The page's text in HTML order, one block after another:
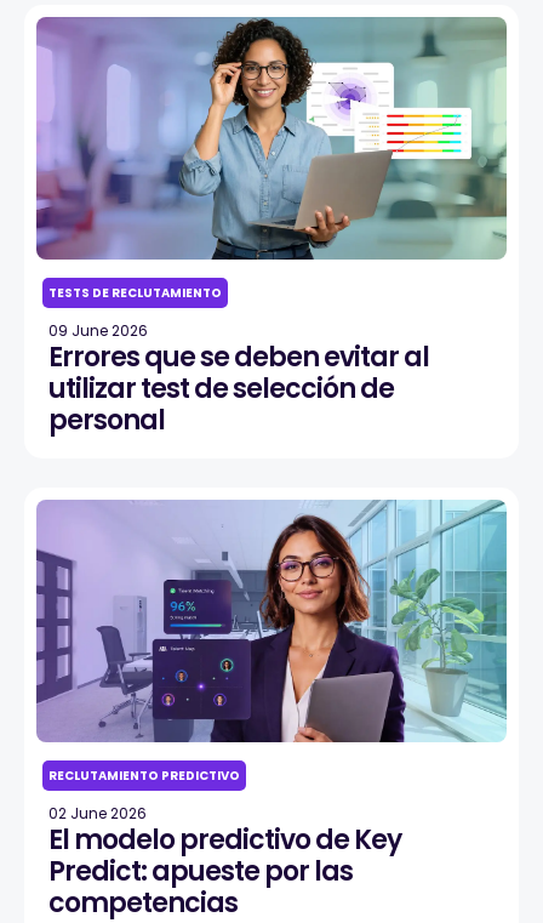
TESTS DE RECLUTAMIENTO
09 June 2026
Errores que se deben evitar al
utilizar test de selección de
personal
RECLUTAMIENTO PREDICTIVO
02 June 2026
El modelo predictivo de Key
Predict: apueste por las
competencias